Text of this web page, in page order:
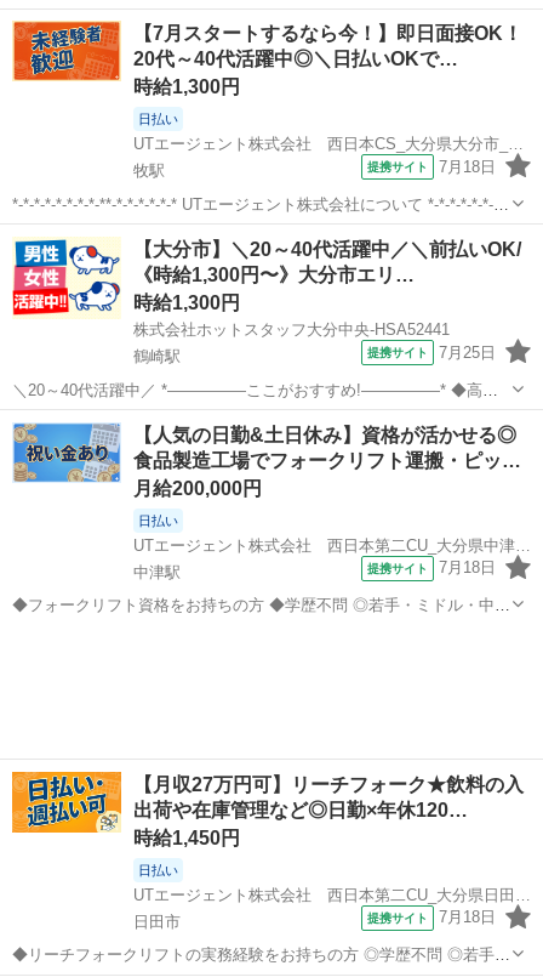
*-**-*-*-*-*-*-* 当社は「無期雇用派遣」を行っている会社です。 採用決
定後はUTエー...
大分 杵築市 立石駅 倉庫
【7月スタートするなら今！】即日面接OK！
20代～40代活躍中◎＼日払いOKで…
時給1,300円
日払い
UTエージェント株式会社 西日本CS_大分県大分市_製造
牧駅
提携サイト 7月18日
*-*-*-*-*-*-*-*-**-*-*-*-*-*-* UTエージェント株式会社について *-*-*-*-*-*-*-
*-**-*-*-*-*-*-* 当社は「無期雇用派遣」を行っている会社です。 採用決
定後はUTエー...
大分 大分市 牧駅
【大分市】＼20～40代活躍中／＼前払いOK/
《時給1,300円〜》大分市エリ…
時給1,300円
株式会社ホットスタッフ大分中央-HSA52441
鶴崎駅
提携サイト 7月25日
＼20～40代活躍中／ *—————ここがおすすめ!—————* ◆高時
給1,300円以上 ◆未経験歓迎・無資格歓迎 ◆土日祝休み&残業なし ◆
フラットで働きやすい職場 ◆夏場も働きやすいサマータイム導入 *
——————U...
大分 大分市 鶴崎駅 倉庫
【人気の日勤&土日休み】資格が活かせる◎
食品製造工場でフォークリフト運搬・ピッ…
月給200,000円
日払い
UTエージェント株式会社 西日本第二CU_大分県中津市_フォークリフト・クレーン
中津駅
提携サイト 7月18日
◆フォークリフト資格をお持ちの方 ◆学歴不問 ◎若手・ミドル・中高
【月収27万円可】リーチフォーク★飲料の入
出荷や在庫管理など◎日勤×年休120…
時給1,450円
日払い
日田市
提携サイト 7月18日
◆リーチフォークリフトの実務経験をお持ちの方 ◎学歴不問 ◎若手～